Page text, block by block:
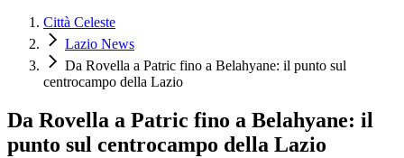
Città Celeste
Lazio News
Da Rovella a Patric fino a Belahyane: il punto sul
centrocampo della Lazio
Da Rovella a Patric fino a Belahyane: il
punto sul centrocampo della Lazio